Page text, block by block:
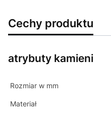
Cechy produktu
atrybuty kamieni
Rozmiar w mm
Materiał